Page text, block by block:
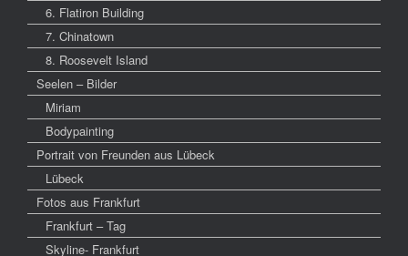
6. Flatiron Building
7. Chinatown
8. Roosevelt Island
Seelen – Bilder
Miriam
Bodypainting
Portrait von Freunden aus Lübeck
Lübeck
Fotos aus Frankfurt
Frankfurt – Tag
Skyline- Frankfurt